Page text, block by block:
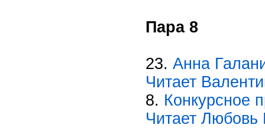
Пара 8
23. Анна
Читает
8. Конкурсное
Читает Любовь